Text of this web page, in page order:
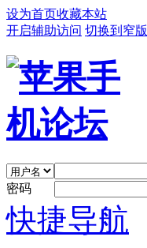
设为首页收藏本站
开启辅助访问 切换到窄版
密码
快捷导航